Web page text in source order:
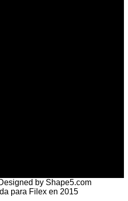
by Shape5.com
para Filex en 2015